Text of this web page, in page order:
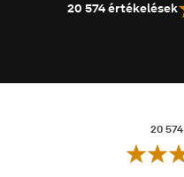
20 574értékelések
20 574